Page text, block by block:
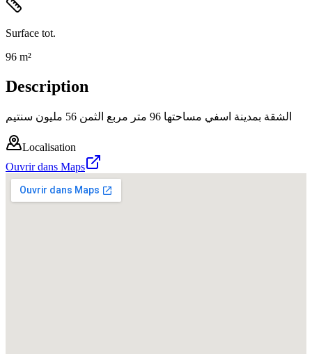
Surface tot.
96 m²
Description
الشقة بمدينة اسفي مساحتها 96 متر مربع الثمن 56 مليون سنتيم
Localisation
Ouvrir dans Maps